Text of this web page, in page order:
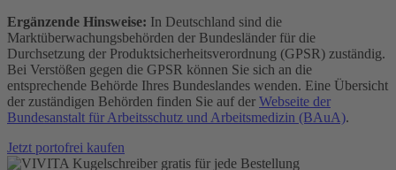
Ergänzende Hinsweise: In Deutschland sind die
Marktüberwachungsbehörden der Bundesländer für die
Durchsetzung der Produktsicherheitsverordnung (GPSR) zuständig.
Bei Verstößen gegen die GPSR können Sie sich an die
entsprechende Behörde Ihres Bundeslandes wenden. Eine Übersicht
der zuständigen Behörden finden Sie auf der Webseite der
Bundesanstalt für Arbeitsschutz und Arbeitsmedizin (BAuA).
Jetzt portofrei kaufen